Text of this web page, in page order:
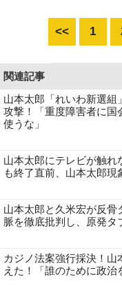
<< 1
関連記事
山本太郎「れいわ新選組
攻撃！「重度障害者に国
使うな」
山本太郎にテレビが触れ
も終了直前、山本太郎現
山本太郎と久米宏が反骨
脈を徹底批判し、原発タ
カジノ法案強行採決！
えた！「誰のために政治